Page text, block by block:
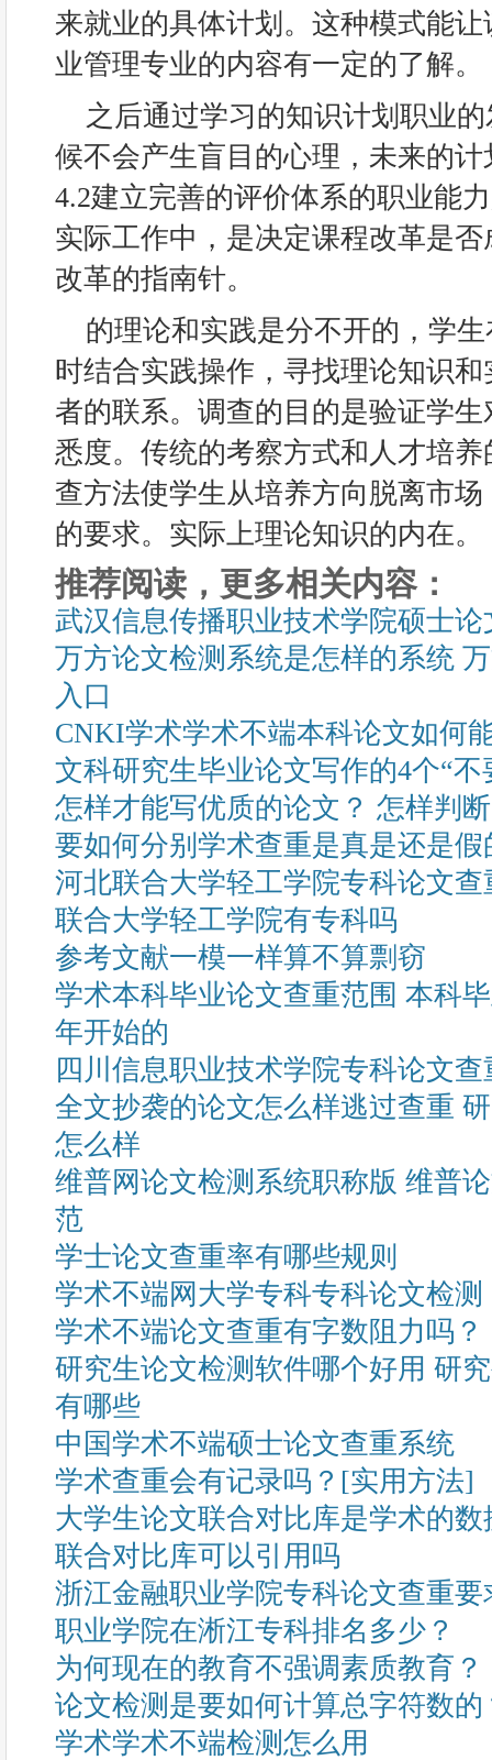
来就业的具体计划。这种模式能
业管理专业的内容有一定的了解。
之后通过学习的知识计划职业
候不会产生盲目的心理，未来的
4.2建立完善的评价体系的职业能
实际工作中，是决定课程改革是
改革的指南针。
的理论和实践是分不开的，学
时结合实践操作，寻找理论知识
者的联系。调查的目的是验证学
悉度。传统的考察方式和人才培
查方法使学生从培养方向脱离市
的要求。实际上理论知识的内在。
推荐阅读，更多相关内容：
武汉信息传播职业技术学院硕士
万方论文检测系统是怎样的系统
入口
CNKI学术学术不端本科论文如何
文科研究生毕业论文写作的4个“不
怎样才能写优质的论文？ 怎样判
要如何分别学术查重是真是还是假
河北联合大学轻工学院专科论文
联合大学轻工学院有专科吗
参考文献一模一样算不算剽窃
学术本科毕业论文查重范围 本科
年开始的
四川信息职业技术学院专科论文
全文抄袭的论文怎么样逃过查重
怎么样
维普网论文检测系统职称版 维普
范
学士论文查重率有哪些规则
学术不端网大学专科专科论文检测
学术不端论文查重有字数阻力吗？
研究生论文检测软件哪个好用 研
有哪些
中国学术不端硕士论文查重系统
学术查重会有记录吗？[实用方法]
大学生论文联合对比库是学术的
联合对比库可以引用吗
浙江金融职业学院专科论文查重
职业学院在淅江专科排名多少？
为何现在的教育不强调素质教育？
论文检测是要如何计算总字符数的
学术学术不端检测怎么用